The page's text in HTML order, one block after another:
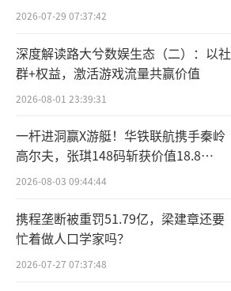
2026-07-29 07:37:42
深度解读路大兮数娱生态（二）：以社
群+权益，激活游戏流量共赢价值
2026-08-01 23:39:31
一杆进洞赢X游艇！华铁联航携手秦岭
高尔夫，张琪148码斩获价值18.8
万“十年豪华新能源智能游艇出海权
2026-08-03 09:44:44
携程垄断被重罚51.79亿，梁建章还要
忙着做人口学家吗？
2026-07-27 07:37:48